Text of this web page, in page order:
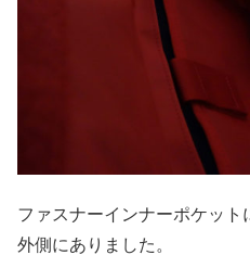
ファスナーインナーポケッ
外側にありました。